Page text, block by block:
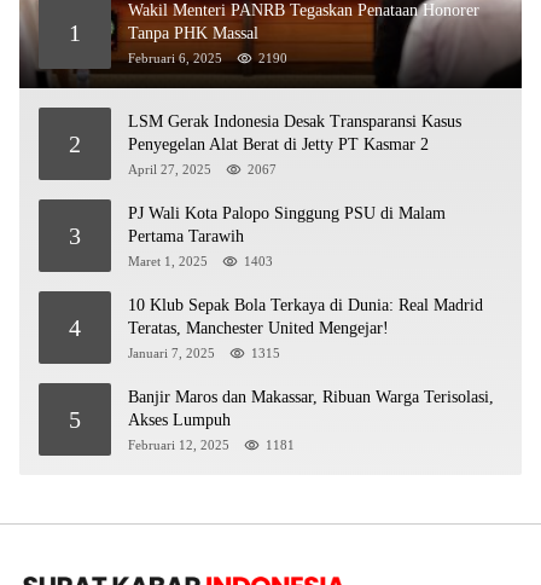
1
Wakil Menteri PANRB Tegaskan Penataan Honorer
Tanpa PHK Massal
Februari 6, 2025 2190
2
LSM Gerak Indonesia Desak Transparansi Kasus
Penyegelan Alat Berat di Jetty PT Kasmar 2
April 27, 2025 2067
3
PJ Wali Kota Palopo Singgung PSU di Malam
Pertama Tarawih
Maret 1, 2025 1403
4
10 Klub Sepak Bola Terkaya di Dunia: Real Madrid
Teratas, Manchester United Mengejar!
Januari 7, 2025 1315
5
Banjir Maros dan Makassar, Ribuan Warga Terisolasi,
Akses Lumpuh
Februari 12, 2025 1181